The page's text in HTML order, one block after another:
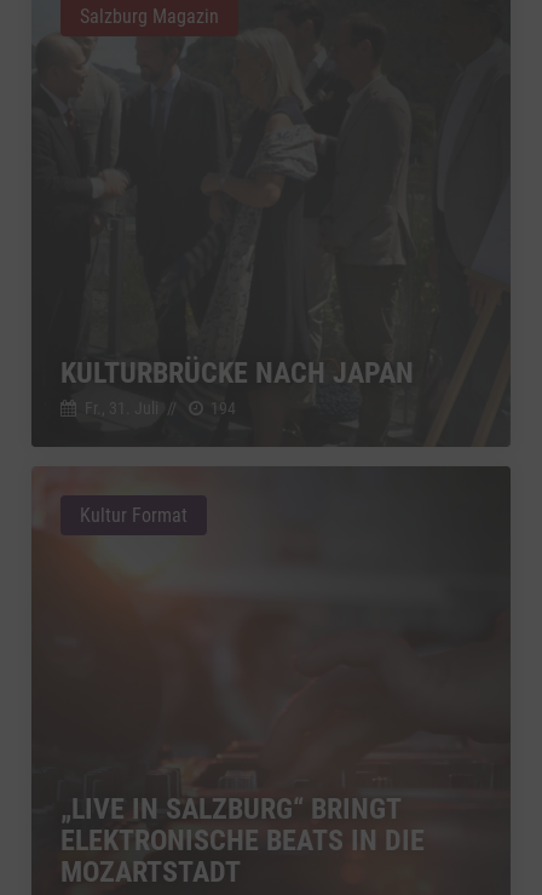
KULTURBRÜCKE NACH JAPAN
Fr., 31. Juli // 194
Salzburg Magazin
„LIVE IN SALZBURG“ BRINGT
ELEKTRONISCHE BEATS IN DIE
MOZARTSTADT
Kultur Format